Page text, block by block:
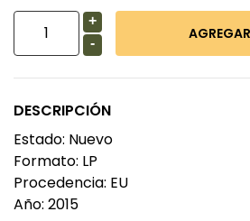
+
-
DESCRIPCIÓN
Estado: Nuevo
Formato: LP
Procedencia: EU
Año: 2015